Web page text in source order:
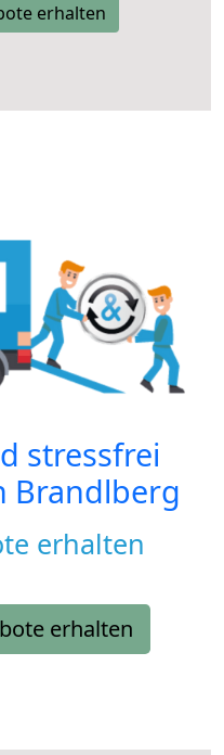
erhalten
stressfrei
Brandlberg
erhalten
erhalten